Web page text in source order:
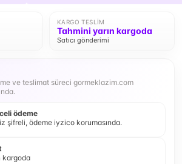
KARGO TESLIM
Tahmini yarın kargoda
Satıcı gönderimi
ve teslimat süreci gormeklazim.com
ödeme
şifreli, ödeme iyzico korumasında.
kargoda